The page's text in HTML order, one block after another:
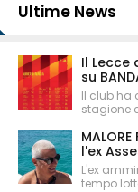
Ultime News
Il Lecce
su
Il club ha
stagione
l'ex
L'ex
tempo